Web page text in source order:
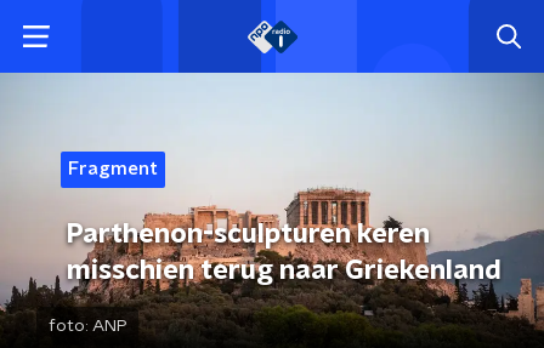
Fragment
Parthenon-sculpturen keren
misschien terug naar Griekenland
foto: ANP